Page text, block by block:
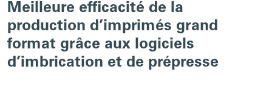
Meilleure efficacité de la
production d’imprimés grand
format grâce aux logiciels
d’imbrication et de prépresse